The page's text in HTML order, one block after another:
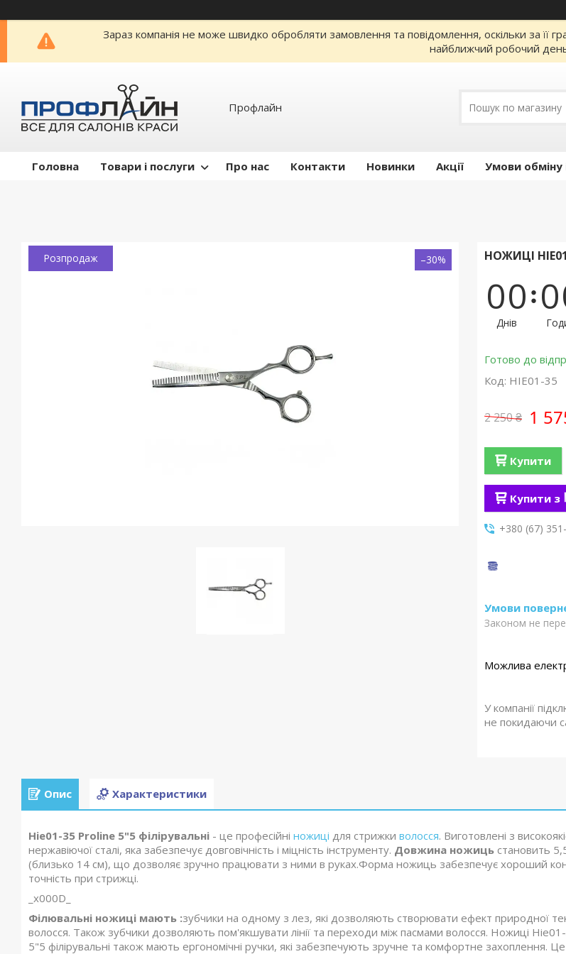
Зараз компанія не може швидко обробляти замовлення та повідомлення, оскільки за її
найближчий робочий
Профлайн
Головна Товари і послуги Про нас Контакти Новинки Акції Умови обміну
Розпродаж –30% НОЖИЦІ
00
Днів
0
Готово до
Код: HIE01-35
2 250 ₴ 1
Купити
Купити з
+380 (67)
Законом не
У компанії
не покидаючи
Опис Характеристики
Hie01-35 Proline 5"5 філірувальні - це професійні ножиці для стрижки волосся. Виготовлені з
нержавіючої сталі, яка забезпечує довговічність і міцність інструменту. Довжина ножиць становить
(близько 14 см), що дозволяє зручно працювати з ними в руках.Форма ножиць забезпечує хороший
точність при стрижці.
_x000D_
Філювальні ножиці мають :зубчики на одному з лез, які дозволяють створювати ефект природної
волосся. Також зубчики дозволяють пом'якшувати лінії та переходи між пасмами волосся. Ножиці
5"5 філірувальні також мають ергономічні ручки, які забезпечують зручне та комфортне захоплення.